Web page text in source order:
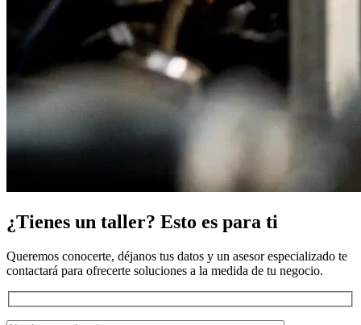
¿Tienes un taller? Esto es para ti
Queremos conocerte, déjanos tus datos y un asesor especializado te
contactará para ofrecerte soluciones a la medida de tu negocio.